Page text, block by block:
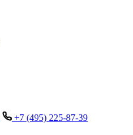
+7 (495) 225-87-39